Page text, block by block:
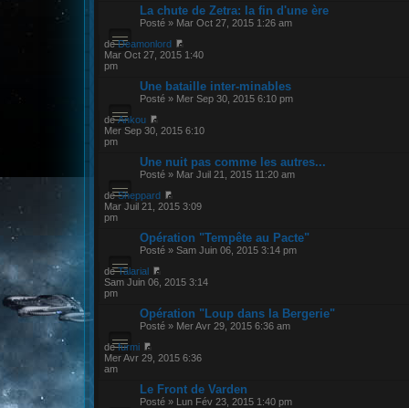
La chute de Zetra: la fin d'une ère
Posté » Mar Oct 27, 2015 1:26 am
deDeamonlord
Mar Oct 27, 2015 1:40
pm
Une bataille inter-minables
Posté » Mer Sep 30, 2015 6:10 pm
deAnkou
Mer Sep 30, 2015 6:10
pm
Une nuit pas comme les autres...
Posté » Mar Juil 21, 2015 11:20 am
deSheppard
Mar Juil 21, 2015 3:09
pm
Opération "Tempête au Pacte"
Posté » Sam Juin 06, 2015 3:14 pm
deTalarial
Sam Juin 06, 2015 3:14
pm
Opération "Loup dans la Bergerie"
Posté » Mer Avr 29, 2015 6:36 am
defurmi
Mer Avr 29, 2015 6:36
am
Le Front de Varden
Posté » Lun Fév 23, 2015 1:40 pm